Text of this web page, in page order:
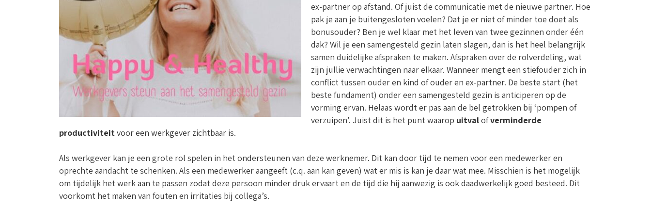
ex-partner op afstand. Of juist de communicatie met de nieuwe partner. Hoe
pak je aan je buitengesloten voelen? Dat je er niet of minder toe doet als
bonusouder? Ben je wel klaar met het leven van twee gezinnen onder één
dak? Wil je een samengesteld gezin laten slagen, dan is het heel belangrijk
samen duidelijke afspraken te maken. Afspraken over de rolverdeling, wat
zijn jullie verwachtingen naar elkaar. Wanneer mengt een stiefouder zich in
conflict tussen ouder en kind of ouder en ex-partner. De beste start (het
beste fundament) onder een samengesteld gezin is anticiperen op de
vorming ervan. Helaas wordt er pas aan de bel getrokken bij ‘pompen of
verzuipen’. Juist dit is het punt waarop uitvalofverminderde
productiviteitvoor een werkgever zichtbaar is.
Als werkgever kan je een grote rol spelen in het ondersteunen van deze werknemer. Dit kan door tijd te nemen voor een medewerker en
oprechte aandacht te schenken. Als een medewerker aangeeft (c.q. aan kan geven) wat er mis is kan je daar wat mee. Misschien is het mogelijk
om tijdelijk het werk aan te passen zodat deze persoon minder druk ervaart en de tijd die hij aanwezig is ook daadwerkelijk goed besteed. Dit
voorkomt het maken van fouten en irritaties bij collega’s.